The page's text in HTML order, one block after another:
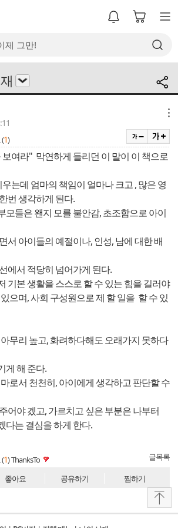
1)
여라" 막연하게 들리던 이 말이 이 책으로
는데 엄마의 책임이 얼마나 크고 , 많은 영
번 생각하게 된다.
모들은 왠지 모를 불안감, 초조함으로 아이
서 아이들의 예절이나, 인성, 남에 대한 배
에서 적당히 넘어가게 된다.
기본 생활을 스스로 할 수 있는 힘을 길러야
으며, 사회 구성원으로 제 할 일을 할 수 있
무리 높고, 화려하다해도 오래가지 못하다
게 해 준다.
로서 천천히, 아이에게 생각하고 판단할 수
어야 겠고, 가르치고 싶은 부분은 나부터
다는 결심을 하게 한다.
1)ThanksTo 글목록
좋아요 공유하기 찜하기